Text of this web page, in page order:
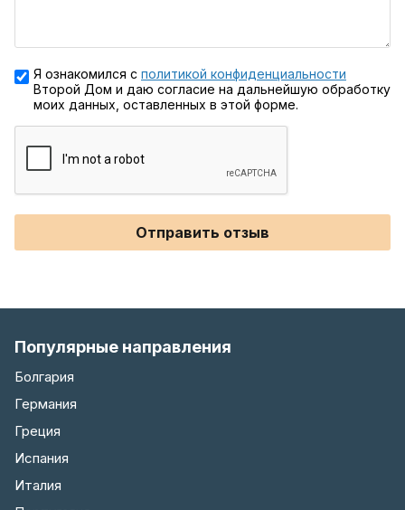
Я ознакомился с политикой конфиденциальности
Второй Дом и даю согласие на дальнейшую обработку
моих данных, оставленных в этой форме.
Отправить отзыв
Популярные направления
Болгария
Германия
Греция
Испания
Италия